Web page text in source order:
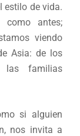
estilo de vida.
como antes;
viendo
Asia: de los
las familias
si alguien
nos invita a